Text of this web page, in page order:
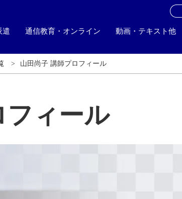
遣 通信教育・オンライン 動画・テキスト他
山田尚子 講師プロフィール
フィール